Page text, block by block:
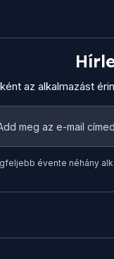
az alkalmazást
évente néhány